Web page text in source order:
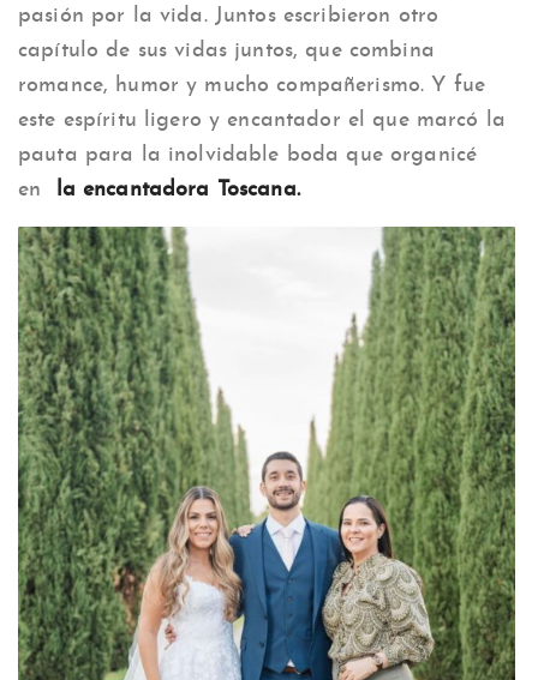
pasión por la vida. Juntos escribieron otro
capítulo de sus vidas juntos, que combina
romance, humor y mucho compañerismo. Y fue
este espíritu ligero y encantador el que marcó la
pauta para la inolvidable boda que organicé
en
la encantadora Toscana.